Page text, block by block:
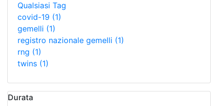
Qualsiasi Tag
covid-19 (1)
gemelli (1)
registro nazionale gemelli (1)
rng (1)
twins (1)
Durata